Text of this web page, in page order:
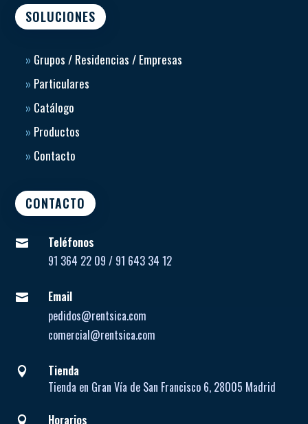
SOLUCIONES
» Grupos / Residencias / Empresas
» Particulares
» Catálogo
» Productos
» Contacto
CONTACTO

Teléfonos
91 364 22 09 / 91 643 34 12

Email
pedidos@rentsica.com
comercial@rentsica.com

Tienda
Tienda en Gran Vía de San Francisco 6, 28005 Madrid
 Horarios